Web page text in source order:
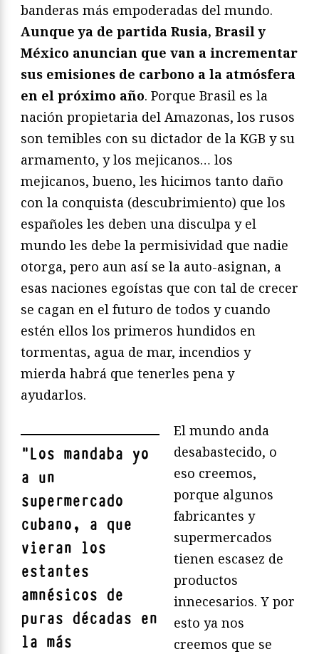
banderas más empoderadas del mundo.
Aunque ya de partida Rusia, Brasil y
México anuncian que van a incrementar
sus emisiones de carbono a la atmósfera
en el próximo año. Porque Brasil es la
nación propietaria del Amazonas, los rusos
son temibles con su dictador de la KGB y su
armamento, y los mejicanos… los
mejicanos, bueno, les hicimos tanto daño
con la conquista (descubrimiento) que los
españoles les deben una disculpa y el
mundo les debe la permisividad que nadie
otorga, pero aun así se la auto-asignan, a
esas naciones egoístas que con tal de crecer
se cagan en el futuro de todos y cuando
estén ellos los primeros hundidos en
tormentas, agua de mar, incendios y
mierda habrá que tenerles pena y
ayudarlos.
"Los mandaba yo
a un
supermercado
cubano, a que
vieran los
estantes
amnésicos de
puras décadas en
la más
El mundo anda
desabastecido, o
eso creemos,
porque algunos
fabricantes y
supermercados
tienen escasez de
productos
innecesarios. Y por
esto ya nos
creemos que se